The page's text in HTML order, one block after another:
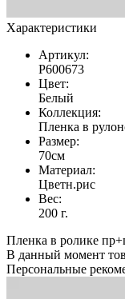
Характеристики
Артикул:
Р600673
Цвет:
Белый
Коллекция:
Пленка в
Размер:
70см
Материал:
Цветн.рис
Вес:
200 г.
Пленка в ролике
В данный момент
Персональные